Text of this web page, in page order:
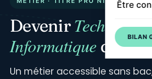
Être
BILAN
DevenirTechnicien
Informatique de
Un métier accessible sans